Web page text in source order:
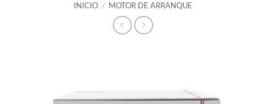
INICIO / MOTOR DE ARRANQUE